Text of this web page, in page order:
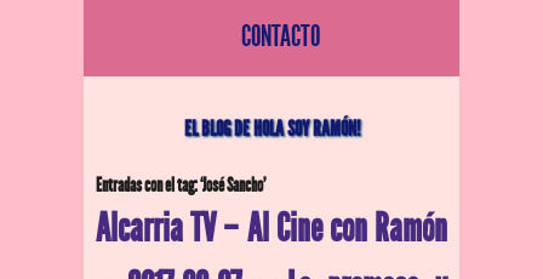
CONTACTO
EL BLOG DE HOLA SOY RAMÓN!
Entradas con el tag: ‘José Sancho’
Alcarria TV – Al Cine con Ramón